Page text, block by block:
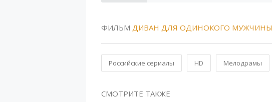
ФИЛЬМ ДИВАН ДЛЯ ОДИНОКОГО МУЖЧИНЫ
Российские сериалы HD Мелодрамы
СМОТРИТЕ ТАКЖЕ